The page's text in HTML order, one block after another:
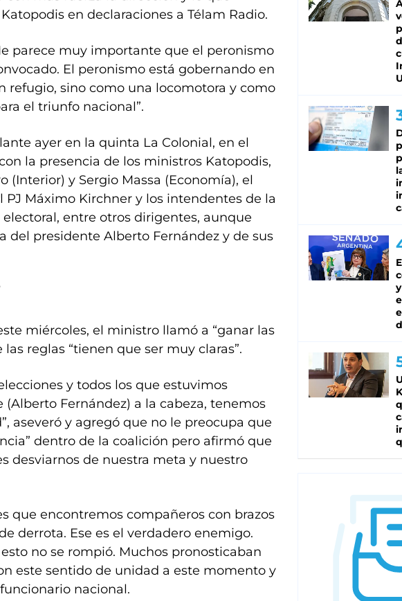
en declaraciones a Télam Radio.
parece muy importante que el peronismo
El peronismo está gobernando en
refugio, sino como una locomotora y como
el triunfo nacional”.
ayer en la quinta La Colonial, en el
la presencia de los ministros Katopodis,
(Interior) y Sergio Massa (Economía), el
Máximo Kirchner y los intendentes de la
entre otros dirigentes, aunque
del presidente Alberto Fernández y de sus
miércoles, el ministro llamó a “ganar las
reglas “tienen que ser muy claras”.
y todos los que estuvimos
(Alberto Fernández) a la cabeza, tenemos
aseveró y agregó que no le preocupa que
dentro de la coalición pero afirmó que
desviarnos de nuestra meta y nuestro
que encontremos compañeros con brazos
derrota. Ese es el verdadero enemigo.
no se rompió. Muchos pronosticaban
este sentido de unidad a este momento y
nacional.